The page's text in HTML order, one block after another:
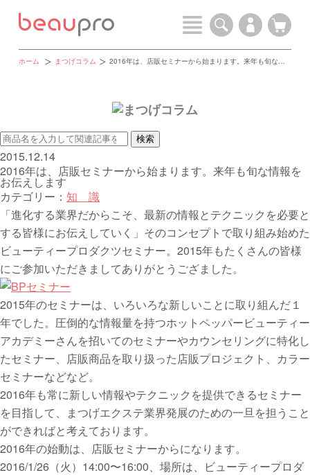
ホーム まつげコラム 2016年は、店販セミナーから始まります。来年も旬な情報をお伝えします
2015.12.14
2016年は、店販セミナーから始まります。来年も旬な情報を
お伝えします
カテゴリー： 知 識
「進化する業界だからこそ、最新の情報とテクニックを必要と
する皆様にお伝えしていく」そのコンセプトで取り組み始めた
ビューティープロダクツセミナー。2015年もたくさんの皆様
にご参加いただきましてありがとうござました。
2015年のセミナーは、いろいろな新しいことに取り組んだ１
年でした。圧倒的な情報量を持つホットペッパービューティー
アカデミーさんを招いてのセミナーやカウンセリングに特化し
たセミナー、店販商品を取り扱った店販プロジェクト、カラー
セミナーなどなど。
2016年も常に新しい情報やテクニックを提供できるセミナー
を目指して、まつげエクステ業界発展のための一旦を担うこと
ができればと考えております。
2016年の始動は、店販セミナーからになります。
2016/1/26（火）14:00〜16:00、場所は、ビューティープロダ